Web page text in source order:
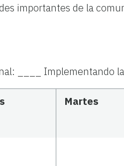
importantes de la
____ Implementando
Martes